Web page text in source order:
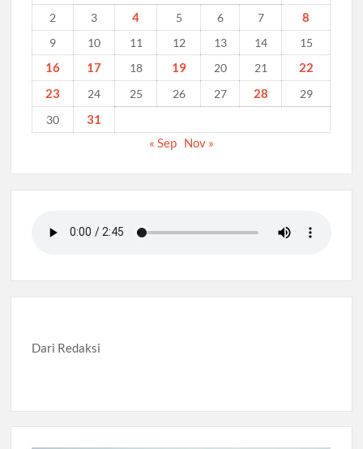
2 3 4 5 6 7 8
9 10 11 12 13 14 15
16 17 18 19 20 21
22
23
24 25 26 27 28
29
30
31
« Sep Nov »
Dari Redaksi